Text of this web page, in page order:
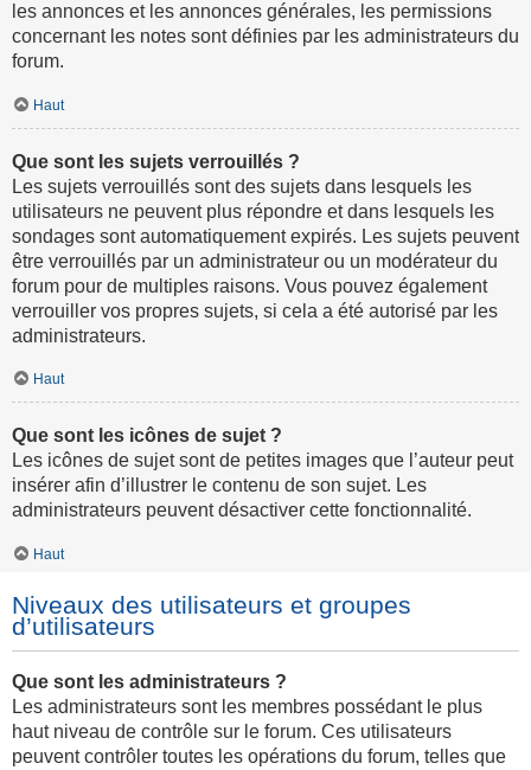
les annonces et les annonces générales, les permissions
concernant les notes sont définies par les administrateurs du
forum.
Haut
Que sont les sujets verrouillés ?
Les sujets verrouillés sont des sujets dans lesquels les
utilisateurs ne peuvent plus répondre et dans lesquels les
sondages sont automatiquement expirés. Les sujets peuvent
être verrouillés par un administrateur ou un modérateur du
forum pour de multiples raisons. Vous pouvez également
verrouiller vos propres sujets, si cela a été autorisé par les
administrateurs.
Haut
Que sont les icônes de sujet ?
Les icônes de sujet sont de petites images que l’auteur peut
insérer afin d’illustrer le contenu de son sujet. Les
administrateurs peuvent désactiver cette fonctionnalité.
Haut
Niveaux des utilisateurs et groupes
d’utilisateurs
Que sont les administrateurs ?
Les administrateurs sont les membres possédant le plus
haut niveau de contrôle sur le forum. Ces utilisateurs
peuvent contrôler toutes les opérations du forum, telles que